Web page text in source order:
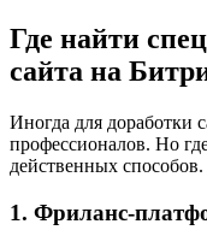
Где найти
сайта на
Иногда для доработки
профессионалов. Но
действенных способов.
1. Фриланс-